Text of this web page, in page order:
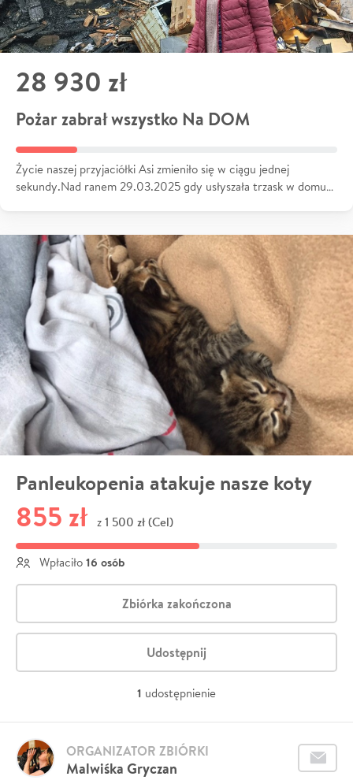
28 930 zł
Pożar zabrał wszystko Na DOM
Życie naszej przyjaciółki Asi zmieniło się w ciągu jednej
sekundy.Nad ranem 29.03.2025 gdy usłyszała trzask w domu…
Panleukopenia atakuje nasze koty
855 zł z 1 500 zł (Cel)
Wpłaciło 16 osób
Zbiórka zakończona
Udostępnij
1 udostępnienie
Malwiśka Gryczan
ORGANIZATOR ZBIÓRKI